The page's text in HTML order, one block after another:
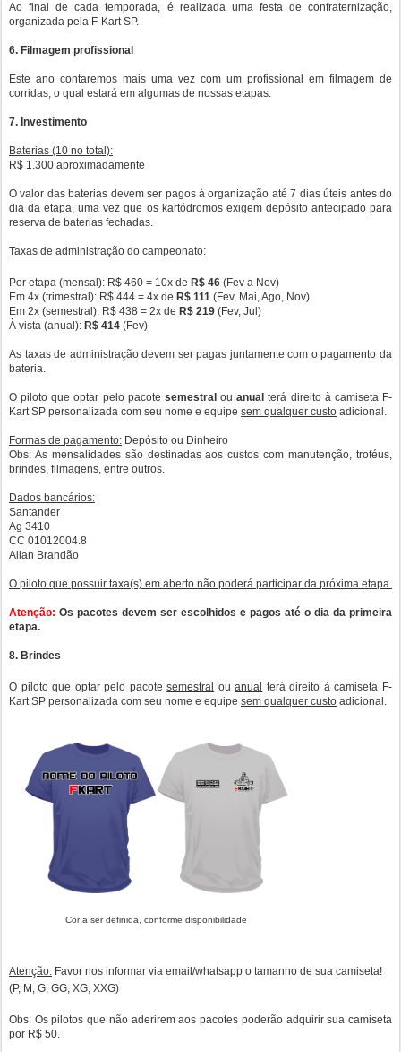
Ao final de cada temporada, é realizada uma festa de confraternização,
organizada pela F-Kart SP.
6. Filmagem profissional
Este ano contaremos mais uma vez com um profissional em filmagem de
corridas, o qual estará em algumas de nossas etapas.
7. Investimento
Baterias (10 no total):
R$ 1.300 aproximadamente
O valor das baterias devem ser pagos à organização até 7 dias úteis antes do
dia da etapa, uma vez que os kartódromos exigem depósito antecipado para
reserva de baterias fechadas.
Taxas de administração do campeonato:
Por etapa (mensal): R$ 460 = 10x de R$ 46 (Fev a Nov)
Em 4x (trimestral): R$ 444 = 4x de R$ 111 (Fev, Mai, Ago, Nov)
Em 2x (semestral): R$ 438 = 2x de R$ 219 (Fev, Jul)
À vista (anual): R$ 414 (Fev)
As taxas de administração devem ser pagas juntamente com o pagamento da
bateria.
O piloto que optar pelo pacote semestral ouanual terá direito à camiseta F-
Kart SP personalizada com seu nome e equipe sem qualquer custo adicional.
Formas de pagamento: Depósito ou Dinheiro
Obs: As mensalidades são destinadas aos custos com manutenção, troféus,
brindes, filmagens, entre outros.
Dados bancários:
Santander
Ag 3410
CC 01012004.8
Allan Brandão
O piloto que possuir taxa(s) em aberto não poderá participar da próxima etapa.
Atenção: Os pacotes devem ser escolhidos e pagos até o dia da primeira
etapa.
8. Brindes
O piloto que optar pelo pacotesemestral ouanual terá direito à camiseta F-
Kart SP personalizada com seu nome e equipe sem qualquer custo adicional.
Cor a ser definida, conforme disponibilidade
Atenção: Favor nos informar via email/whatsapp o tamanho de sua camiseta!
(P, M, G, GG, XG, XXG)
Obs: Os pilotos que não aderirem aos pacotes poderão adquirir sua camiseta
por R$ 50.